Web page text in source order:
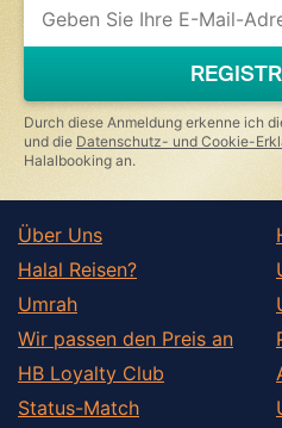
you
ignore
this
field
Durch diese Anmeldung erkenne ich
und die Datenschutz- und Cookie-
Halalbooking an.
Über Uns
Halal Reisen?
Umrah
Wir passen den Preis an
HB Loyalty Club
Status-Match